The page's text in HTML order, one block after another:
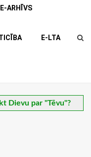
E-ARHĪVS
E-LTA
Dievu par "Tēvu"?